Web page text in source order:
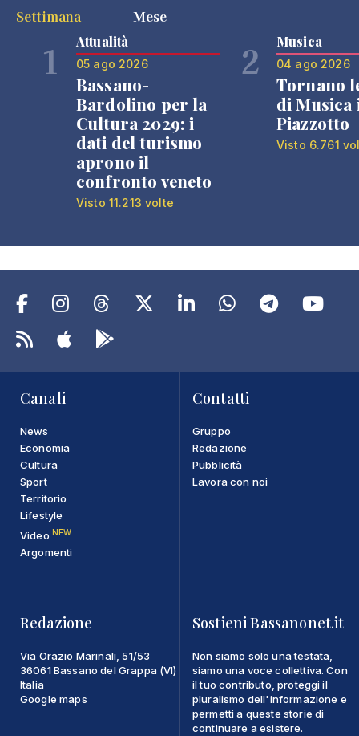
Settimana
Mese
1 Attualità
05 ago 2026
Bassano-
Bardolino per la
Cultura 2029: i
dati del turismo
aprono il
confronto veneto
Visto 11.213 volte
2 Musica
04 ago 2026
Tornano
di Musica
Piazzotto
Visto 6.761
Canali
News
Economia
Cultura
Sport
Territorio
Lifestyle
Video NEW
Argomenti
Contatti
Gruppo
Redazione
Pubblicità
Lavora con noi
Redazione
Via Orazio Marinali, 51/53
36061 Bassano del Grappa (VI)
Italia
Google maps
Sostieni Bassanonet.it
Non siamo solo una testata,
siamo una voce collettiva. Con
il tuo contributo, proteggi il
pluralismo dell'informazione e
permetti a queste storie di
continuare a esistere.